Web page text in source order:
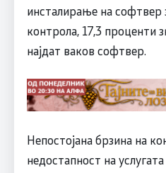
инсталирање на софтвер
контрола, 17,3 проценти
најдат ваков софтвер.
Непостојана брзина на
недостапност на